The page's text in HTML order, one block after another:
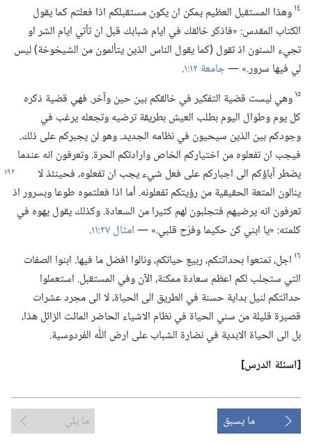
١٤وهذا المستقبل العظيم يمكن ان يكون مستقبلكم اذا فعلتم كما يقول
الكتاب المقدس:‏ «فاذكر خالقك في ايام شبابك قبل ان تأتي ايام الشر او
تجيء السنون اذ تقول (‏كما يقول الناس الذين يتألمون من الشيخوخة)‏ ليس
لي فيها سرور.‏» —‏جامعة ١٢:‏١ ‏.‏
١٥وهي ليست قضية التفكير في خالقكم بين حين وآخر.‏ فهي قضية ذكره
كل يوم وطوال اليوم بطلب العيش بطريقة ترضيه وتجعله يرغب في
وجودكم بين الذين سيحيون في نظامه الجديد.‏ وهو لن يجبركم على ذلك.‏
فيجب ان تفعلوه من اختياركم الخاص وارادتكم الحرة.‏ وتعرفون انه عندما
يضطر آباؤكم الى اجباركم على فعل شيء يجب ان تفعلوه،‏ فحينئذلا
ينالون المتعة الحقيقية من رؤيتكم تفعلونه.‏ أما اذا فعلتموه طوعا وبسرور اذ
تعرفون انه يرضيهم فتجلبون لهم كثيرا من السعادة.‏ وكذلك يقول يهوه في
كلمته:‏ «يا ابني كن حكيما وفرّح قلبي.‏» —‏امثال ٢٧:‏١١ ‏.‏
١٦ اجل،‏ تمتعوا بحداثتكم،‏ ربيع حياتكم،‏ ونالوا افضل ما فيها.‏ ابنوا الصفات
التي ستجلب لكم اعظم سعادة ممكنة،‏ الآن وفي المستقبل.‏ استعملوا
حداثتكم لنيل بداية حسنة في الطريق الى الحياة،‏ لا الى مجرد عشرات
قصيرة قليلة من سني الحياة في نظام الاشياء الحاضر المائت الزائل هذا،‏
بل الى الحياة الابدية في نضارة الشباب على ارض اللّٰه الفردوسية.‏
‏[اسئلة الدرس]‏
ما يسبق ما يلي